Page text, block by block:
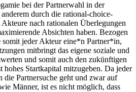
bei der Partnerwahl in der
durch die rational-choice-
nach rationalen Überlegungen
Absichten haben. Bezogen
jeder Akteur eine*n Partner*in,
mitbringt das eigene soziale und
und somit auch den zukünftigen
Startkapital mitzugeben. Da jeder
Partnersuche geht und zwar auf
Männer, ist es nicht möglich, dass